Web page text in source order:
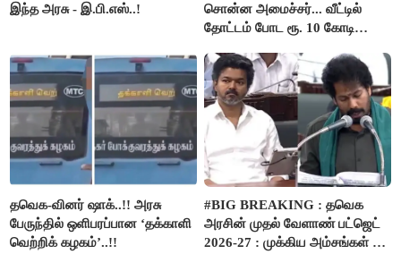
இந்த அரசு - இ.பி.எஸ்..!
சொன்ன அமைச்சர்... வீட்டில்
தோட்டம் போட ரூ. 10 கோடி
தவெக-வினர் ஷாக்..!! அரசு
பேருந்தில் ஒளிபரப்பான ‘தக்காளி
வெற்றிக் கழகம்’..!!
#BIG BREAKING : தவெக
அரசின் முதல் வேளாண் பட்ஜெட்
2026-27 : முக்கிய அம்சங்கள் ஓர்